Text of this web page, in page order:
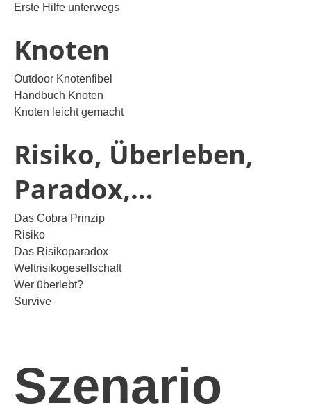
Erste Hilfe unterwegs
Knoten
Outdoor Knotenfibel
Handbuch Knoten
Knoten leicht gemacht
Risiko, Überleben,
Paradox,…
Das Cobra Prinzip
Risiko
Das Risikoparadox
Weltrisikogesellschaft
Wer überlebt?
Survive
Szenario